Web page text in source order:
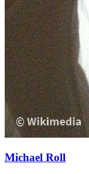
Michael Roll